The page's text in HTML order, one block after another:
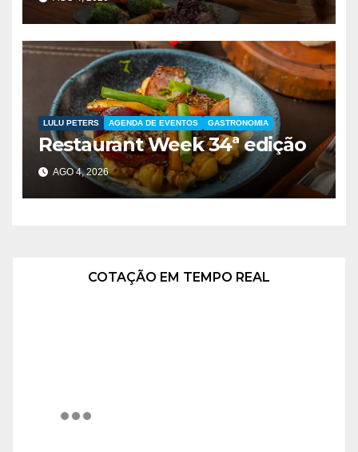
LULU PETERS AGENDA DE EVENTOS GASTRONOMIA
Restaurant Week 34ª edição
AGO 4, 2026
COTAÇÃO EM TEMPO REAL